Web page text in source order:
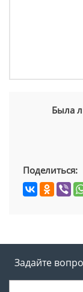
Была
Поделиться:
Задайте